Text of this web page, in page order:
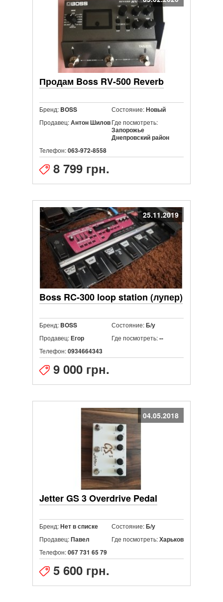
Продам Boss RV-500 Reverb
Бренд: BOSS Состояние:Новый
Продавец:Антон ШиловГде посмотреть:
Запорожье
Днепровский район
Телефон:063-972-8558
8 799 грн.
25.11.2019
Boss RC-300 loop station (лупер)
Бренд: BOSS Состояние:Б/у
Продавец:Егор Где посмотреть:--
Телефон:0934664343
9 000 грн.
04.05.2018
Jetter GS 3 Overdrive Pedal
Бренд:Нет в списке Состояние:Б/у
Продавец:Павел Где посмотреть:Харьков
Телефон:067 731 65 79
5 600 грн.